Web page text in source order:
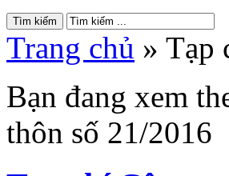
Trang chủ » Tạp
Bạn đang xem
thôn số 21/2016